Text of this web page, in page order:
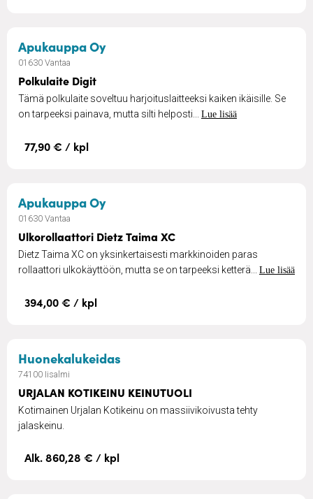
Apukauppa Oy– Polkulaite Digit
01630 Vantaa
Polkulaite Digit
Tämä polkulaite soveltuu harjoituslaitteeksi kaiken ikäisille. Se
on tarpeeksi painava, mutta silti helposti... Lue lisää
77,90 € / kpl
Apukauppa Oy– Ulkorollaattori Dietz Taima XC
01630 Vantaa
Ulkorollaattori Dietz Taima XC
Dietz Taima XC on yksinkertaisesti markkinoiden paras
rollaattori ulkokäyttöön, mutta se on tarpeeksi ketterä... Lue lisää
394,00 € / kpl
Huonekalukeidas
74100 Iisalmi
URJALAN KOTIKEINU KEINUTUOLI
Kotimainen Urjalan Kotikeinu on massiivikoivusta tehty
jalaskeinu.
Alk. 860,28 € / kpl